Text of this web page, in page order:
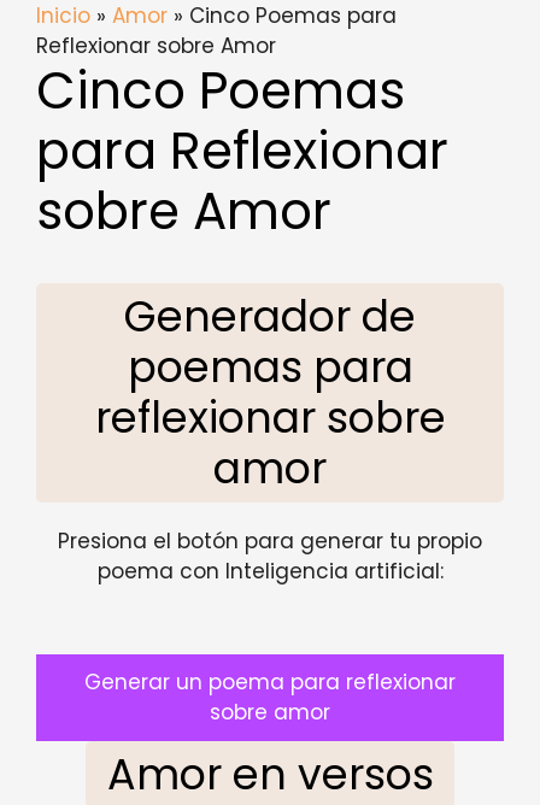
Inicio » Amor » Cinco Poemas para
Reflexionar sobre Amor
Cinco Poemas
para Reflexionar
sobre Amor
Generador de
poemas para
reflexionar sobre
amor
Presiona el botón para generar tu propio
poema con Inteligencia artificial:
Generar un poema para reflexionar
sobre amor
Amor en versos